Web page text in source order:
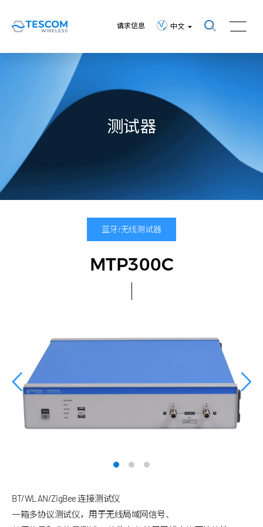
请求信息 中文
测试器
蓝牙/无线测试器
MTP300C
BT/WLAN/ZigBee 连接测试仪
一箱多协议测试仪，用于无线局域网信号、